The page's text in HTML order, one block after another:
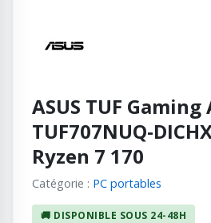
ASUS TUF Gaming
TUF707NUQ-
Ryzen 7 170
Catégorie : PC portables
🚚 DISPONIBLE SOUS 24-48H